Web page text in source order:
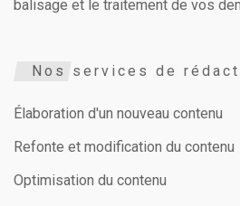
balisage et le traitement de vos
Nos services de
Élaboration d'un nouveau contenu
Refonte et modification du contenu
Optimisation du contenu